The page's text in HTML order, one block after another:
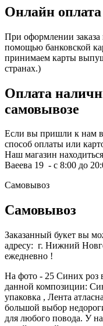
Онлайн оплата
При оформлении заказа
помощью банковской
принимаем карты
странах.)
Оплата
самовывозе
Если вы пришли к нам в
способ оплаты или
Наш магазин
Ваеева 19 - с 8:00 до
Самовывоз
Самовывоз
Заказанный букет вы
адресу: г. Нижний
ежедневно !
На фото - 25 Синих роз
данной композиции:
упаковка , Лента
большой выбор
для любого повода. У